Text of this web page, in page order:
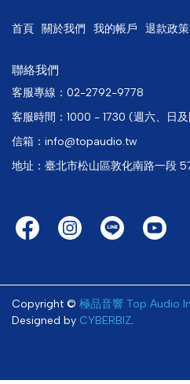
首頁 關於我們 我的帳戶 退款政策
聯絡我們
客服專線：02-2792-9778
客服時間：1000 - 1730 (週六、日
信箱：info@topaudio.tw
地址：臺北市松山區敦化南路一段
Copyright © 極品音響 Top Audio
Designed by CYBERBIZ.